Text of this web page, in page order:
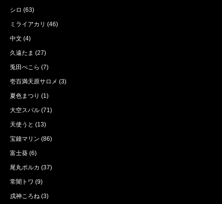
シロ (63)
ミライアカリ (46)
中文 (4)
久遠たま (27)
兎田ぺこら (7)
壱百満天原サロメ (3)
夏色まつり (1)
大空スバル (71)
天使うと (13)
宝鐘マリン (86)
富士葵 (6)
尾丸ポルカ (37)
常闇トワ (9)
戌神ころね (3)